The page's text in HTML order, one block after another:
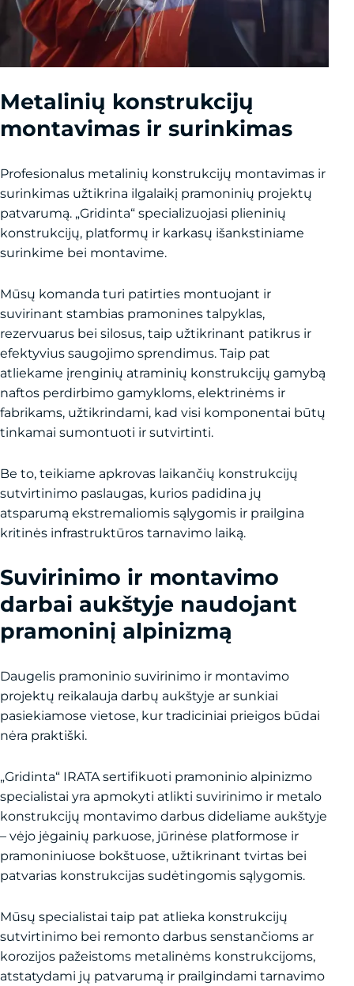
Metalinių konstrukcijų
montavimas ir surinkimas
Profesionalus metalinių konstrukcijų montavimas ir
surinkimas užtikrina ilgalaikį pramoninių projektų
patvarumą. „Gridinta“ specializuojasi plieninių
konstrukcijų, platformų ir karkasų išankstiniame
surinkime bei montavime.
Mūsų komanda turi patirties montuojant ir
suvirinant stambias pramonines talpyklas,
rezervuarus bei silosus, taip užtikrinant patikrus ir
efektyvius saugojimo sprendimus. Taip pat
atliekame įrenginių atraminių konstrukcijų gamybą
naftos perdirbimo gamykloms, elektrinėms ir
fabrikams, užtikrindami, kad visi komponentai būtų
tinkamai sumontuoti ir sutvirtinti.
Be to, teikiame apkrovas laikančių konstrukcijų
sutvirtinimo paslaugas, kurios padidina jų
atsparumą ekstremaliomis sąlygomis ir prailgina
kritinės infrastruktūros tarnavimo laiką.
Suvirinimo ir montavimo
darbai aukštyje naudojant
pramoninį alpinizmą
Daugelis pramoninio suvirinimo ir montavimo
projektų reikalauja darbų aukštyje ar sunkiai
pasiekiamose vietose, kur tradiciniai prieigos būdai
nėra praktiški.
„Gridinta“ IRATA sertifikuoti pramoninio alpinizmo
specialistai yra apmokyti atlikti suvirinimo ir metalo
konstrukcijų montavimo darbus dideliame aukštyje
– vėjo jėgainių parkuose, jūrinėse platformose ir
pramoniniuose bokštuose, užtikrinant tvirtas bei
patvarias konstrukcijas sudėtingomis sąlygomis.
Mūsų specialistai taip pat atlieka konstrukcijų
sutvirtinimo bei remonto darbus senstančioms ar
korozijos pažeistoms metalinėms konstrukcijoms,
atstatydami jų patvarumą ir prailgindami tarnavimo